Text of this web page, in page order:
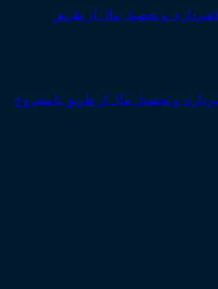
رأی ۲۵ ـ کلاهبرداری و تحصیل مال از طریق نامشروع